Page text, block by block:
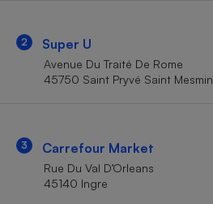
2 Super U
Avenue Du Traité De Rome
45750 Saint Pryvé Saint Mesmin
3 Carrefour Market
Rue Du Val D’Orleans
45140 Ingre